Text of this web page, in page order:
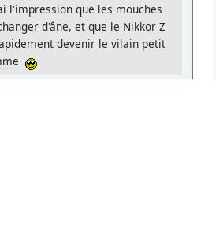
l'impression que les mouches
d'âne, et que le Nikkor Z
devenir le vilain petit